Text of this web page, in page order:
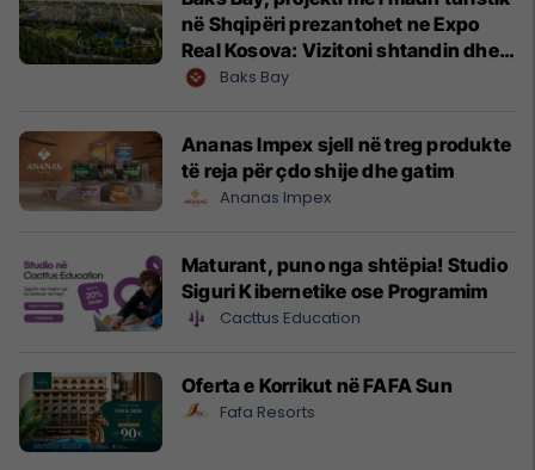
në Shqipëri prezantohet ne Expo
Real Kosova: Vizitoni shtandin dhe
zbuloni mundësitë e investimit
Baks Bay
Ananas Impex sjell në treg produkte
të reja për çdo shije dhe gatim
Ananas Impex
Maturant, puno nga shtëpia! Studio
Siguri Kibernetike ose Programim
Cacttus Education
Oferta e Korrikut në FAFA Sun
Fafa Resorts